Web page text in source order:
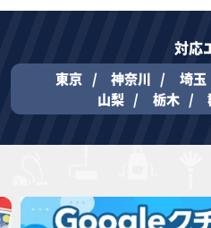
対応
東京 神奈川 埼玉
山梨
栃木